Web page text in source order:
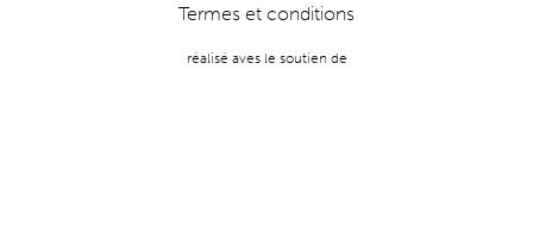
Termes et conditions
réalisé aves le soutien de